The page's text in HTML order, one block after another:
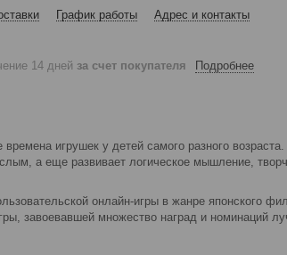
График работы Адрес и контакты
14 дней за счет покупателя Подробнее
игрушек у детей самого разного
а еще развивает логическое мышление,
онлайн-игры в жанре японского
завоевавшей множество наград и номинаций